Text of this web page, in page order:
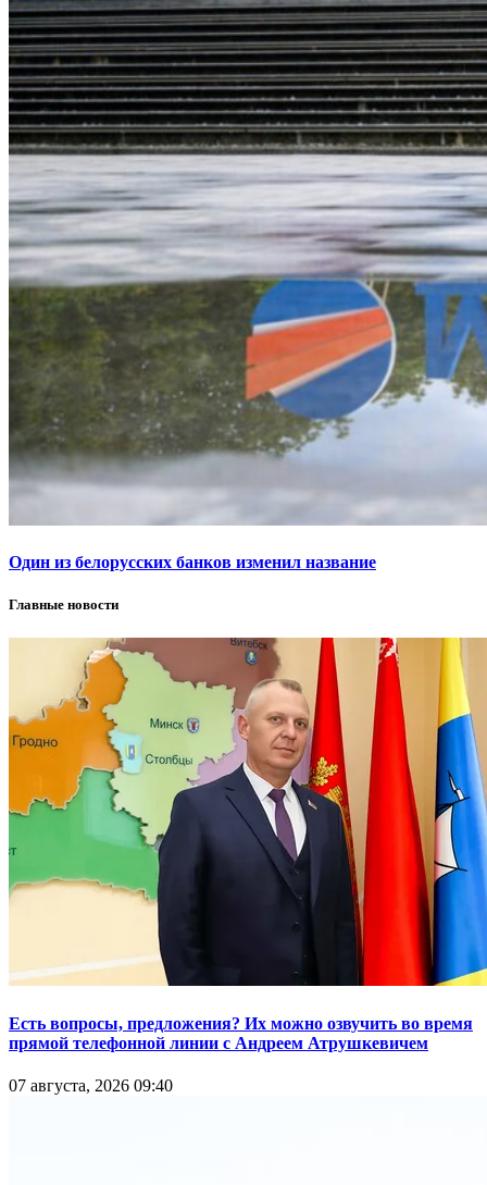
Один из белорусских банков изменил название
Главные новости
Есть вопросы, предложения? Их можно озвучить во время
прямой телефонной линии с Андреем Атрушкевичем
07 августа, 2026 09:40